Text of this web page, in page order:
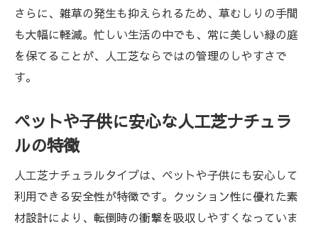
さらに、雑草の発生も抑えられるため、草むしりの手間
も大幅に軽減。忙しい生活の中でも、常に美しい緑の庭
を保てることが、人工芝ならではの管理のしやすさで
す。
ペットや子供に安心な人工芝ナチュラ
ルの特徴
人工芝ナチュラルタイプは、ペットや子供にも安心して
利用できる安全性が特徴です。クッション性に優れた素
材設計により、転倒時の衝撃を吸収しやすくなっていま